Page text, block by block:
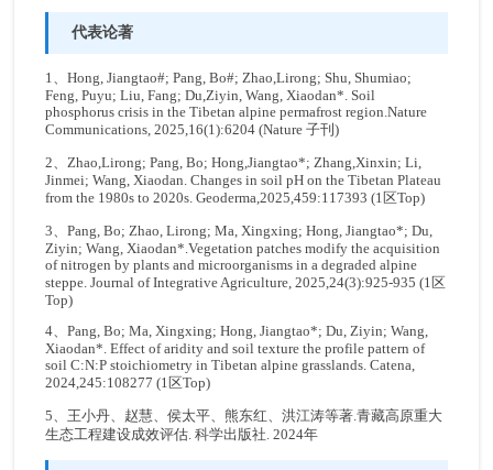
代表论著
1、Hong, Jiangtao#; Pang, Bo#; Zhao,Lirong; Shu, Shumiao;
Feng, Puyu; Liu, Fang; Du,Ziyin, Wang, Xiaodan*. Soil
phosphorus crisis in the Tibetan alpine permafrost region.Nature
Communications, 2025,16(1):6204 (Nature 子刊)
2、Zhao,Lirong; Pang, Bo; Hong,Jiangtao*; Zhang,Xinxin; Li,
Jinmei; Wang, Xiaodan. Changes in soil pH on the Tibetan Plateau
from the 1980s to 2020s. Geoderma,2025,459:117393 (1区Top)
3、Pang, Bo; Zhao, Lirong; Ma, Xingxing; Hong, Jiangtao*; Du,
Ziyin; Wang, Xiaodan*.Vegetation patches modify the acquisition
of nitrogen by plants and microorganisms in a degraded alpine
steppe. Journal of Integrative Agriculture, 2025,24(3):925-935 (1区
Top)
4、Pang, Bo; Ma, Xingxing; Hong, Jiangtao*; Du, Ziyin; Wang,
Xiaodan*. Effect of aridity and soil texture the profile pattern of
soil C:N:P stoichiometry in Tibetan alpine grasslands. Catena,
2024,245:108277 (1区Top)
5、王小丹、赵慧、侯太平、熊东红、洪江涛等著.青藏高原重大
生态工程建设成效评估. 科学出版社. 2024年